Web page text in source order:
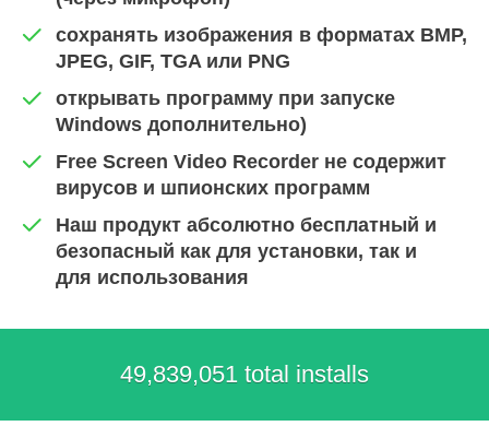
сохранять изображения в форматах BMP,
JPEG, GIF, TGA или PNG
открывать программу при запуске
Windows дополнительно)
Free Screen Video Recorder не содержит
вирусов и шпионских программ
Наш продукт абсолютно бесплатный и
безопасный как для установки, так и
для использования
49,839,051 total installs